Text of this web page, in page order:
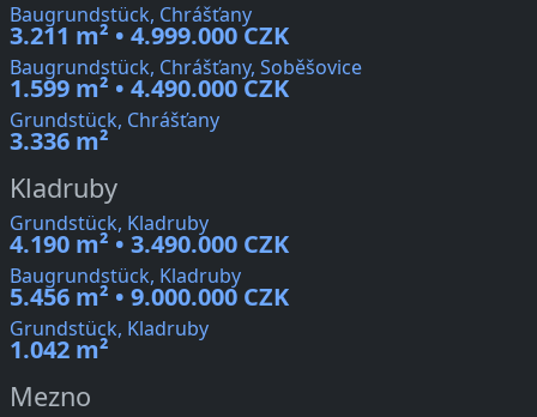
Baugrundstück, Chrášťany
3.211 m² • 4.999.000 CZK
Baugrundstück, Chrášťany, Soběšovice
1.599 m² • 4.490.000 CZK
Grundstück, Chrášťany
3.336 m²
Kladruby
Grundstück, Kladruby
4.190 m² • 3.490.000 CZK
Baugrundstück, Kladruby
5.456 m² • 9.000.000 CZK
Grundstück, Kladruby
1.042 m²
Mezno